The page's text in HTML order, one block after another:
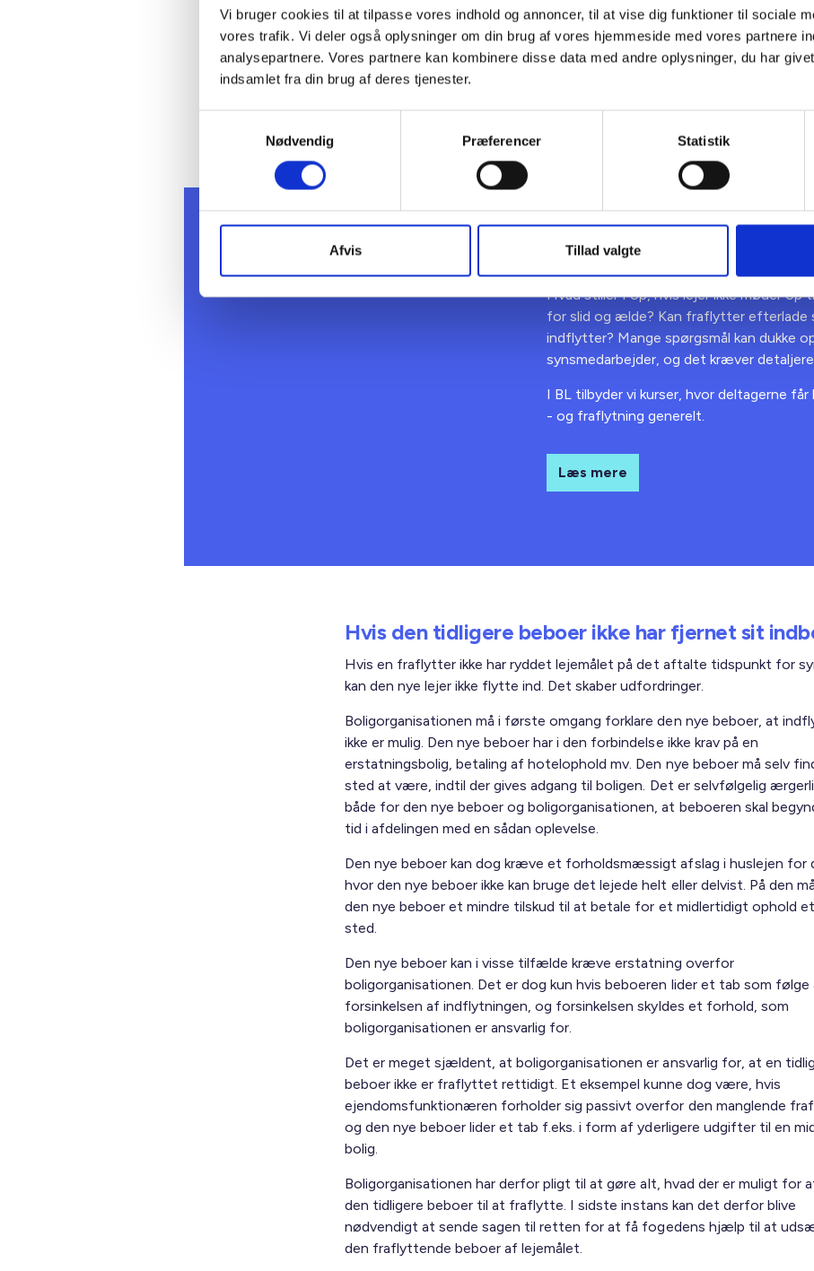
Vi bruger cookies til at tilpasse vores indhold og annoncer, til at vise dig funktioner til sociale
vores trafik. Vi deler også oplysninger om din brug af vores hjemmeside med vores partnere
analysepartnere. Vores partnere kan kombinere disse data med andre oplysninger, du har
indsamlet fra din brug af deres tjenester.
Nødvendig
Præferencer Statistik
Afvis Tillad valgte
afslag i huslejen for den periode efter den aftalte indflytningsdato, hvor
indflytter ikke har haft adgang til lejemålet.
Mange boligorganisationer vælger at gøre opmærksom på, hvordan
Kursus i
Hvad stiller I op, hvis lejer ikke møder
for slid og ælde? Kan fraflytter efterlade
indflytter? Mange spørgsmål kan dukke
synsmedarbejder, og det kræver
I BL tilbyder vi kurser, hvor deltagerne
- og fraflytning generelt.
Læs mere
Hvis den tidligere beboer ikke har fjernet sit
Hvis en fraflytter ikke har ryddet lejemålet på det aftalte tidspunkt for
kan den nye lejer ikke flytte ind. Det skaber udfordringer.
Boligorganisationen må i første omgang forklare den nye beboer, at
ikke er mulig. Den nye beboer har i den forbindelse ikke krav på en
erstatningsbolig, betaling af hotelophold mv. Den nye beboer må selv
sted at være, indtil der gives adgang til boligen. Det er selvfølgelig
både for den nye beboer og boligorganisationen, at beboeren skal
tid i afdelingen med en sådan oplevelse.
Den nye beboer kan dog kræve et forholdsmæssigt afslag i huslejen for
hvor den nye beboer ikke kan bruge det lejede helt eller delvist. På den
den nye beboer et mindre tilskud til at betale for et midlertidigt ophold
sted.
Den nye beboer kan i visse tilfælde kræve erstatning overfor
boligorganisationen. Det er dog kun hvis beboeren lider et tab som følge
forsinkelsen af indflytningen, og forsinkelsen skyldes et forhold, som
boligorganisationen er ansvarlig for.
Det er meget sjældent, at boligorganisationen er ansvarlig for, at en
beboer ikke er fraflyttet rettidigt. Et eksempel kunne dog være, hvis
ejendomsfunktionæren forholder sig passivt overfor den manglende
og den nye beboer lider et tab f.eks. i form af yderligere udgifter til en
bolig.
Boligorganisationen har derfor pligt til at gøre alt, hvad der er muligt for
den tidligere beboer til at fraflytte. I sidste instans kan det derfor blive
nødvendigt at sende sagen til retten for at få fogedens hjælp til at
den fraflyttende beboer af lejemålet.